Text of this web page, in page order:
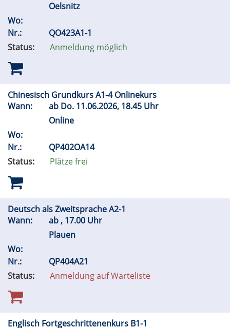
Oelsnitz
Wo:
Nr.:
QO423A1-1
Status:
Anmeldung möglich
Chinesisch Grundkurs A1-4 Onlinekurs
Wann:
ab Do. 11.06.2026, 18.45 Uhr
Online
Wo:
Nr.:
QP402OA14
Status:
Plätze frei
Deutsch als Zweitsprache A2-1
Wann:
ab , 17.00 Uhr
Plauen
Wo:
Nr.:
QP404A21
Status:
Anmeldung auf Warteliste
Englisch Fortgeschrittenenkurs B1-1